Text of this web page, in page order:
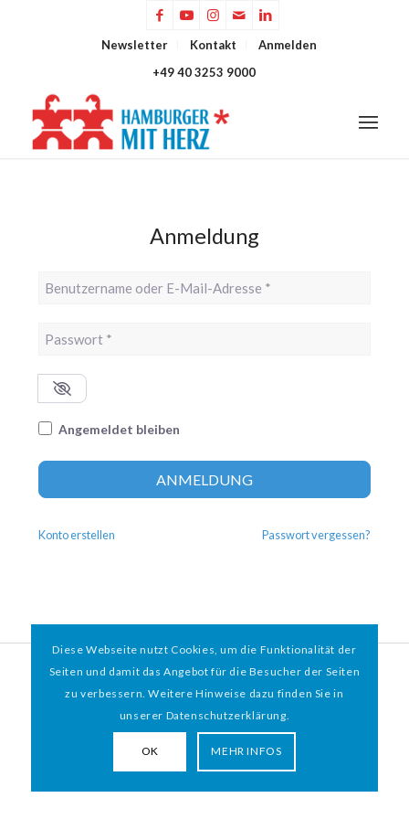
Newsletter Kontakt
Anmelden
+49 40 3253 9000
Anmeldung
Benutzername oder E-Mail-Adresse
Passwort *
Angemeldet bleiben
ANMELDUNG
Konto erstellen Passwort vergessen?
© 2026 HAMBURGER*MIT HERZ e.V. | WEBDESIGN BY WEBIGAMI
Diese Webseite nutzt Cookies, um die Funktionalität der
Seiten und damit das Angebot für die Besucher der Seiten
zu verbessern. Weitere Hinweise dazu finden Sie in
unserer Datenschutzerklärung.
OK MEHR INFOS